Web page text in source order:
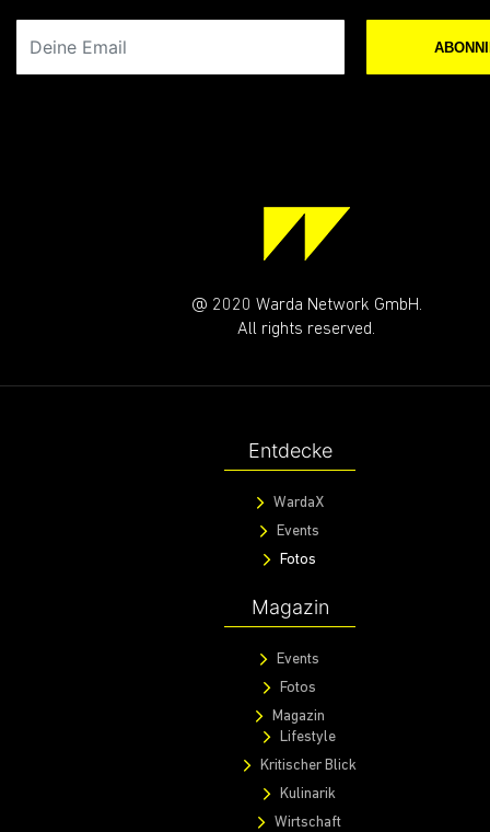
@ 2020 Warda Network GmbH.
All rights reserved.
Entdecke
WardaX
Events
Fotos
Magazin
Events
Fotos
Magazin
Lifestyle
Kritischer Blick
Kulinarik
Wirtschaft